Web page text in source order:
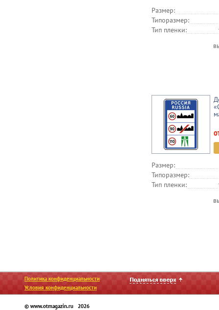
Размер:
Типоразмер:
Тип пленки:
Размер:
Типоразмер:
Тип пленки:
Политика конфиденциальности
Условия конфиденциальности
© www.otmagazin.ru 2026